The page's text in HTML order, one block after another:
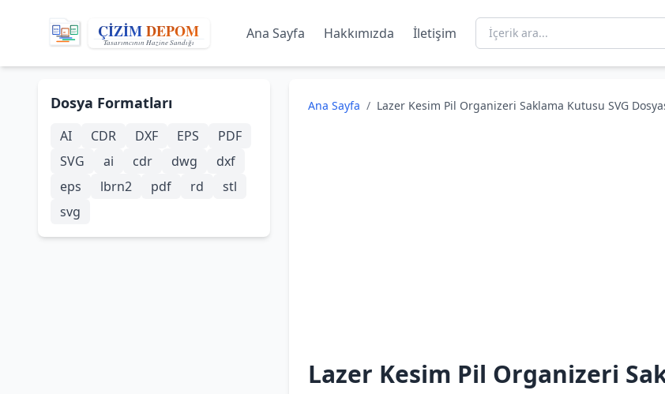
Ana Sayfa Hakkımızda İletişim
Dosya Formatları
AI CDR DXF EPS
PDF
SVG
ai cdr dwg
dxf
eps
lbrn2 pdf rd
stl
svg
Ana Sayfa / Lazer Kesim Pil Organizeri Saklama Kutusu SVG
Lazer Kesim Pil Organizeri